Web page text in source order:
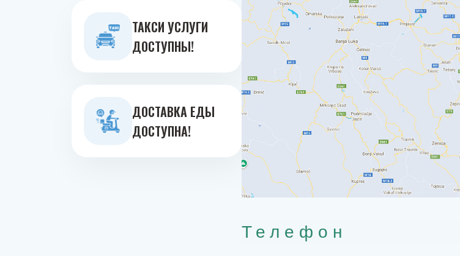
ТАКСИ УСЛУГИ
ДОСТУПНЫ!
ДОСТАВКА ЕДЫ
ДОСТУПНА!
Телефон